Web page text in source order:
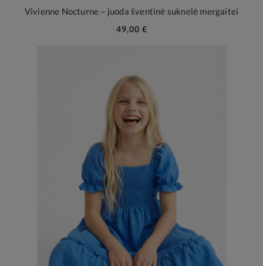
Vivienne Nocturne – juoda šventinė suknelė mergaitei
49,00 €